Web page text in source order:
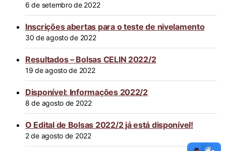
6 de setembro de 2022
Inscrições abertas para o teste de nivelamento
30 de agosto de 2022
Resultados – Bolsas CELIN 2022/2
19 de agosto de 2022
Disponível: Informações 2022/2
8 de agosto de 2022
O Edital de Bolsas 2022/2 já está disponível!
2 de agosto de 2022